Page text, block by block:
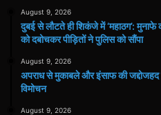
August 9, 2026
दुबई से लौटते ही शिकंजे में ‘महाठग’:
को दबोचकर पीड़ितों ने पुलिस को सौंपा
August 9, 2026
अपराध से मुकाबले और इंसाफ की जद्दोजहद
विमोचन
August 9, 2026